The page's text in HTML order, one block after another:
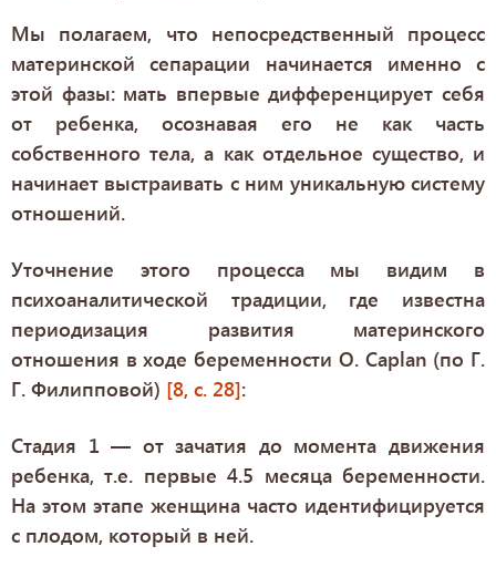
Мы полагаем, что непосредственный процесс
материнской сепарации начинается именно с
этой фазы: мать впервые дифференцирует себя
от ребенка, осознавая его не как часть
собственного тела, а как отдельное существо, и
начинает выстраивать с ним уникальную систему
отношений.
Уточнение этого процесса мы видим в
психоаналитической традиции, где известна
периодизация развития материнского
отношения в ходе беременности O. Caplan (по Г.
Г. Филипповой) [8, с. 28]:
Стадия 1 — от зачатия до момента движения
ребенка, т.е. первые 4.5 месяца беременности.
На этом этапе женщина часто идентифицируется
с плодом, который в ней.